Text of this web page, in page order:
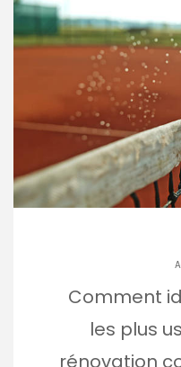
Comment
les plus
rénovation